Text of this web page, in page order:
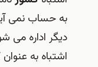
به حساب نمی
دیگر اداره می
اشتباه به